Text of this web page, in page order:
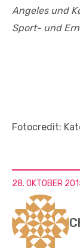
Angeles und
Sport- und
Fotocredit:
28. OKTOBER